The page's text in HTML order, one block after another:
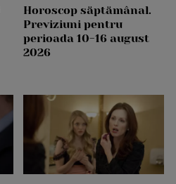
Horoscop săptămânal.
Previziuni pentru
perioada 10-16 august
2026